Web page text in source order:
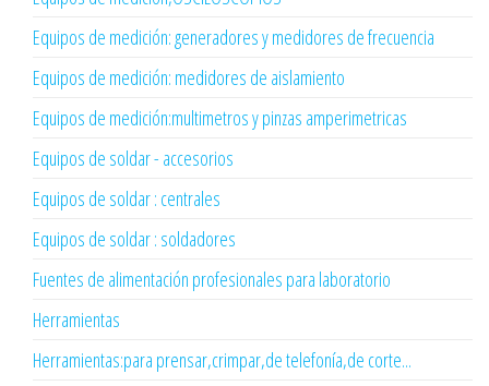
Equipos de medición: generadores y medidores de frecuencia
Equipos de medición: medidores de aislamiento
Equipos de medición:multimetros y pinzas amperimetricas
Equipos de soldar - accesorios
Equipos de soldar : centrales
Equipos de soldar : soldadores
Fuentes de alimentación profesionales para laboratorio
Herramientas
Herramientas:para prensar,crimpar,de telefonía,de corte...